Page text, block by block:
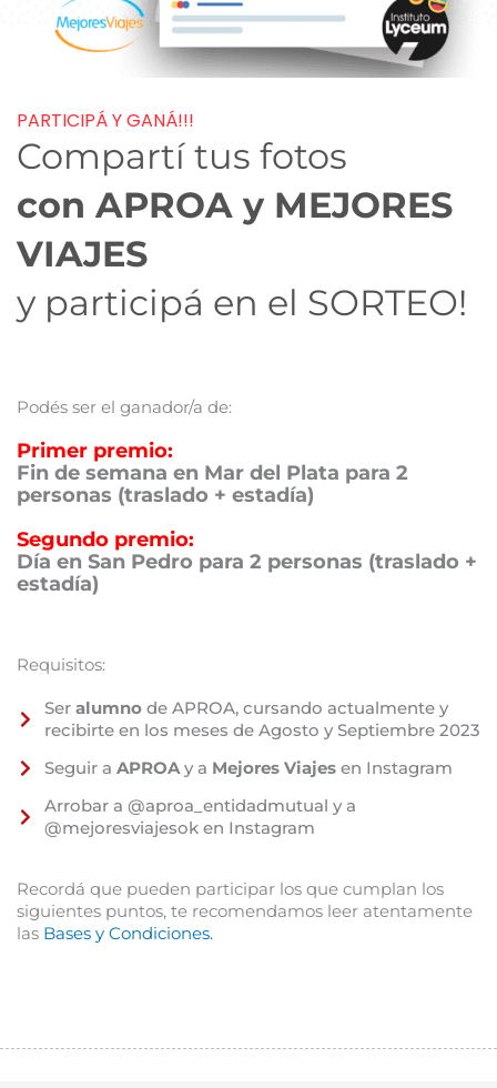
PARTICIPÁ Y GANÁ!!!
Compartí tus fotos
con APROA y MEJORES
VIAJES
y participá en el SORTEO!
Podés ser el ganador/a de:
Primer premio:
Fin de semana en Mar del Plata para 2
personas (traslado + estadía)
Segundo premio:
Día en San Pedro para 2 personas (traslado +
estadía)
Requisitos:
Ser alumnode APROA, cursando actualmente y
recibirte en los meses de Agosto y Septiembre 2023
Seguir a APROAy a Mejores Viajesen Instagram
Arrobar a @aproa_entidadmutual y a
@mejoresviajesok en Instagram
Recordá que pueden participar los que cumplan los
siguientes puntos, te recomendamos leer atentamente
las Bases y Condiciones.